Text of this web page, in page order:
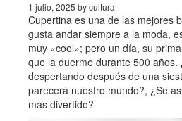
1 julio, 2025 by cultura
Cupertina es una de las mejores
gusta andar siempre a la moda,
muy «cool»; pero un día, su
que la duerme durante 500
despertando después de una
parecerá nuestro mundo?, ¿Se
más divertido?